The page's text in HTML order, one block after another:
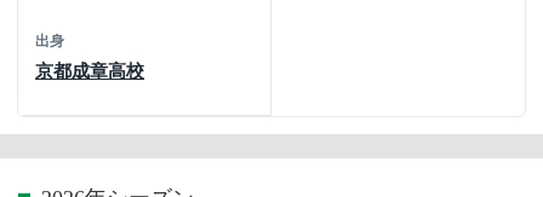
出身
京都成章高校